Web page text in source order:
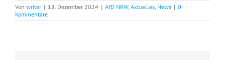
Von writer | 18. Dezember 2024 | AfD NRW, Aktuelles News | 0
Kommentare